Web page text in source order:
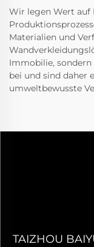
Wir legen Wert auf
Materialien und
Immobilie,
bei und sind daher
umweltbewusste
TAIZHOU